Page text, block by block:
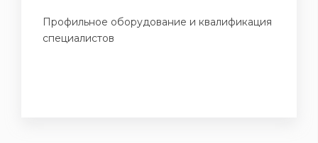
Профильное оборудование и квалификация
специалистов